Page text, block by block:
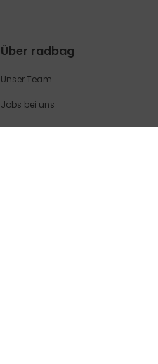
Über radbag
Unser Team
Jobs bei uns
Blog